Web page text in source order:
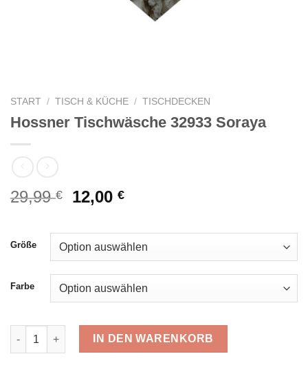
START / TISCH & KÜCHE / TISCHDECKEN
Hossner Tischwäsche 32933 Soraya
29,99€
Ursprünglicher
war:
29,99 €
12,00€Aktueller
ist:
12,00 €.
Größe
Farbe
Hossner Tischwäsche 32933 Soraya Menge
IN DEN WARENKORB